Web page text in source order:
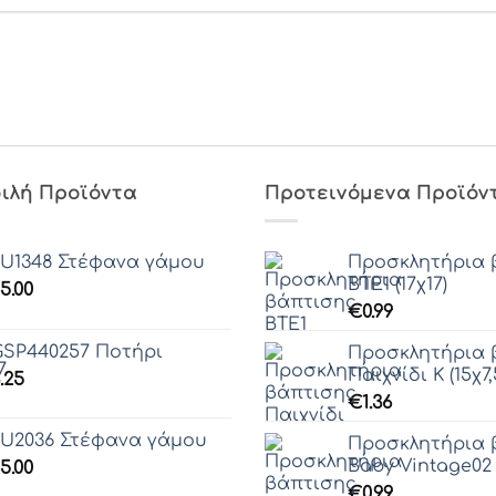
Προϊόντα
Στέφανα γάμου
Ποτήρι
Στέφανα γάμου
Προτεινόμενα
Προσκλητήρια
ΒΤΕ1 (17χ17)
€0.99
Προσκλητήρια
Παιχνίδι Κ
€1.36
Προσκλητήρια
Baby Vintage02